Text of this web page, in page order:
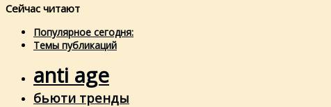
Сейчас читают
Популярное сегодня:
Темы публикаций
anti age
бьюти тренды